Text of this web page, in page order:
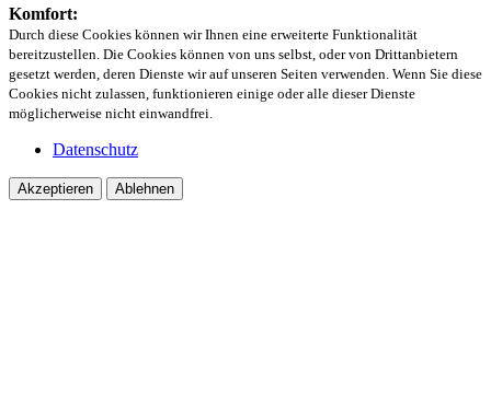
Komfort:
Durch diese Cookies können wir Ihnen eine erweiterte Funktionalität
bereitzustellen. Die Cookies können von uns selbst, oder von Drittanbietern
gesetzt werden, deren Dienste wir auf unseren Seiten verwenden. Wenn Sie diese
Cookies nicht zulassen, funktionieren einige oder alle dieser Dienste
möglicherweise nicht einwandfrei.
Datenschutz
Akzeptieren Ablehnen